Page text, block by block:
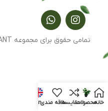
تمامی حقوق برای مجموعه IRPLANT محفوظ می باشد 1403
خانهمحصولاتمقایسهعلاقه مندیEn